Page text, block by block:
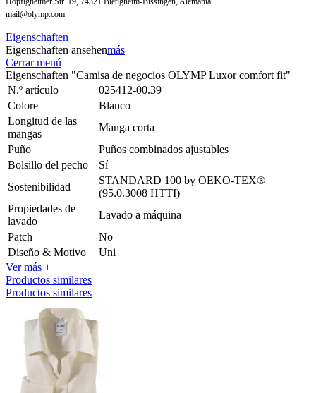
mail@olymp.com
Eigenschaften
Eigenschaften ansehenmás
Cerrar menú
Eigenschaften "Camisa de negocios OLYMP Luxor comfort fit"
N.º artículo
025412-00.39
Colore
Blanco
Longitud de las
mangas
Manga corta
Puño
Puños combinados ajustables
Bolsillo del pecho
Sí
Sostenibilidad
STANDARD 100 by OEKO-TEX®
(95.0.3008 HTTI)
Propiedades de
lavado
Lavado a máquina
Patch
No
Diseño & Motivo
Uni
Ver más +
Productos similares
Productos similares